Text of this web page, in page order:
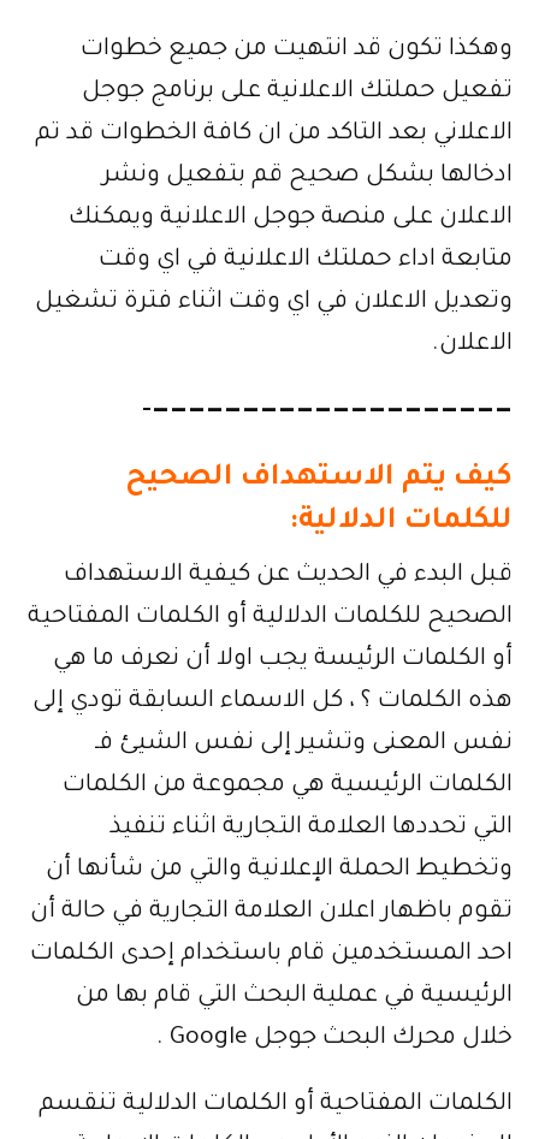
وهكذا تكون قد انتهيت من جميع خطوات
تفعيل حملتك الاعلانية على برنامج جوجل
الاعلاني بعد التاكد من ان كافة الخطوات قد تم
ادخالها بشكل صحيح قم بتفعيل ونشر
الاعلان على منصة جوجل الاعلانية ويمكنك
متابعة اداء حملتك الاعلانية في اي وقت
وتعديل الاعلان في اي وقت اثناء فترة تشغيل
الاعلان.
————————————————————-
كيف يتم الاستهداف الصحيح
للكلمات الدلالية:
قبل البدء في الحديث عن كيفية الاستهداف
الصحيح للكلمات الدلالية أو الكلمات المفتاحية
أو الكلمات الرئيسة يجب اولا أن نعرف ما هي
هذه الكلمات ؟ ، كل الاسماء السابقة تودي إلى
نفس المعنى وتشير إلى نفس الشيئ فـ
الكلمات الرئيسية هي مجموعة من الكلمات
التي تحددها العلامة التجارية اثناء تنفيذ
وتخطيط الحملة الإعلانية والتي من شأنها أن
تقوم باظهار اعلان العلامة التجارية في حالة أن
احد المستخدمين قام باستخدام إحدى الكلمات
الرئيسية في عملية البحث التي قام بها من
خلال محرك البحث جوجل Google .
الكلمات المفتاحية أو الكلمات الدلالية تنقسم